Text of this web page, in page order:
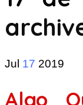
Jul 17 2019
Algo